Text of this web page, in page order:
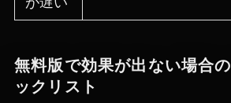
無料版で効果が出ない場合
ックリスト